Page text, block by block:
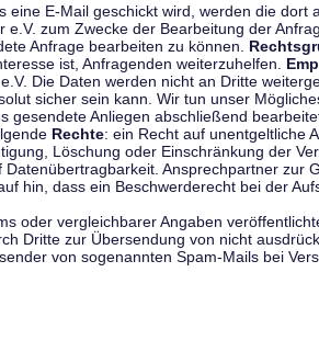
eine E-Mail geschickt wird, werden die dort
zum Zwecke der Bearbeitung der
Anfrage bearbeiten zu können.
ist, Anfragenden weiterzuhelfen.
Die Daten werden nicht an Dritte
sicher sein kann. Wir tun unser
gesendete Anliegen abschließend
Rechte: ein Recht auf unentgeltliche
Löschung oder Einschränkung der
Ansprechpartner zur
hin, dass ein Beschwerderecht bei der
oder vergleichbarer Angaben
Dritte zur Übersendung von nicht
von sogenannten Spam-Mails bei